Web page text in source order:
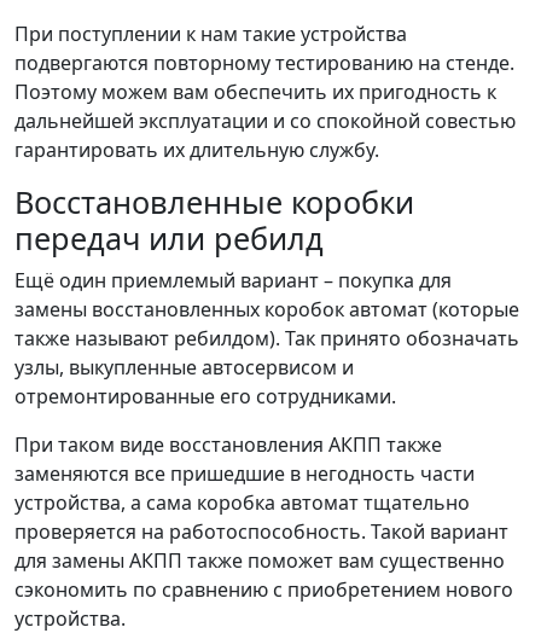
При поступлении к нам такие устройства
подвергаются повторному тестированию на стенде.
Поэтому можем вам обеспечить их пригодность к
дальнейшей эксплуатации и со спокойной совестью
гарантировать их длительную службу.
Восстановленные коробки
передач или ребилд
Ещё один приемлемый вариант – покупка для
замены восстановленных коробок автомат (которые
также называют ребилдом). Так принято обозначать
узлы, выкупленные автосервисом и
отремонтированные его сотрудниками.
При таком виде восстановления АКПП также
заменяются все пришедшие в негодность части
устройства, а сама коробка автомат тщательно
проверяется на работоспособность. Такой вариант
для замены АКПП также поможет вам существенно
сэкономить по сравнению с приобретением нового
устройства.